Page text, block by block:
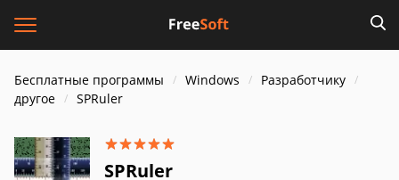
Бесплатные программы Windows
Разработчику
другое
SPRuler
SPRuler